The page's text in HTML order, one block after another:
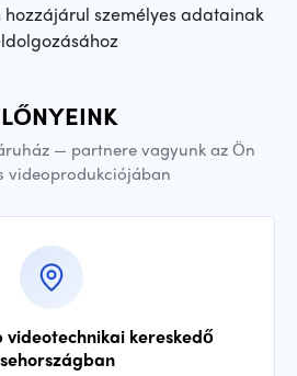
személyes adatainak
— partnere vagyunk az Ön
videoprodukciójában
videotechnikai kereskedő